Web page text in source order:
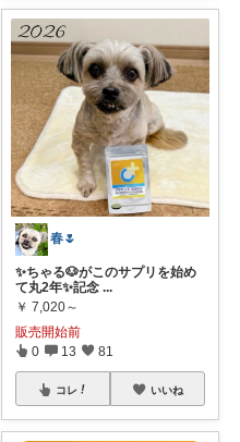
春🌷
✨ちゃる🐶がこのサプリを始め
て丸2年✨記念 ...
￥ 7,020～
販売開始前
0 13 81
コレ いいね